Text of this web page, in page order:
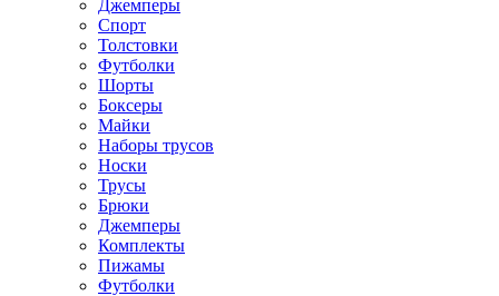
Джемперы
Спорт
Толстовки
Футболки
Шорты
Боксеры
Майки
Наборы трусов
Носки
Трусы
Брюки
Джемперы
Комплекты
Пижамы
Футболки